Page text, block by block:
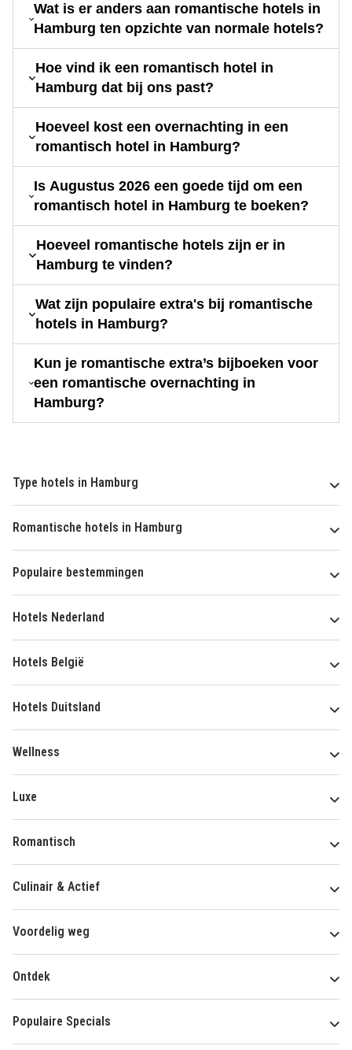
Wat is er anders aan romantische hotels in
Hamburg ten opzichte van normale hotels?
Hoe vind ik een romantisch hotel in
Hamburg dat bij ons past?
Hoeveel kost een overnachting in een
romantisch hotel in Hamburg?
Is Augustus 2026 een goede tijd om een
romantisch hotel in Hamburg te boeken?
Hoeveel romantische hotels zijn er in
Hamburg te vinden?
Wat zijn populaire extra's bij romantische
hotels in Hamburg?
Kun je romantische extra’s bijboeken voor
een romantische overnachting in
Hamburg?
Type hotels in Hamburg
Romantische hotels in Hamburg
Populaire bestemmingen
Hotels Nederland
Hotels België
Hotels Duitsland
Wellness
Luxe
Romantisch
Culinair & Actief
Voordelig weg
Ontdek
Populaire Specials